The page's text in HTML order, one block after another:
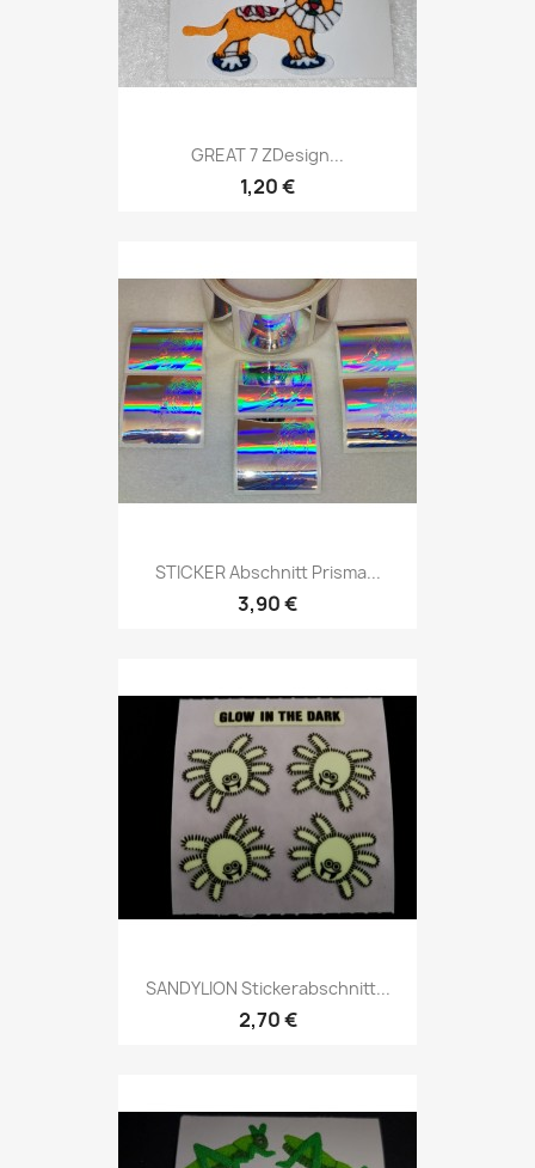
GREAT 7 ZDesign...
1,20 €
STICKER Abschnitt Prisma...
3,90 €
SANDYLION Stickerabschnitt...
2,70 €